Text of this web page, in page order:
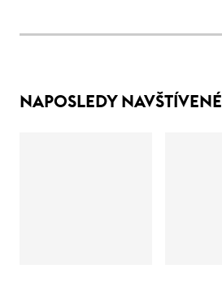
NAPOSLEDY NAVŠTÍVENÉ